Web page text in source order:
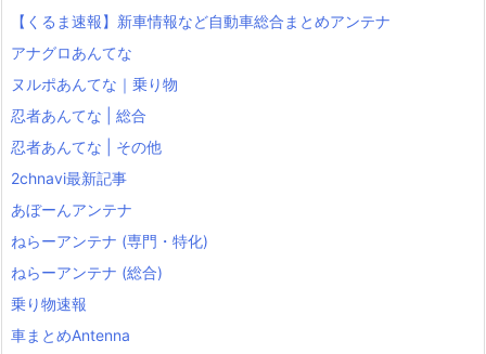
【くるま速報】新車情報など自動車総合まとめアンテナ
アナグロあんてな
ヌルポあんてな｜乗り物
忍者あんてな | 総合
忍者あんてな | その他
2chnavi最新記事
あぼーんアンテナ
ねらーアンテナ (専門・特化)
ねらーアンテナ (総合)
乗り物速報
車まとめAntenna